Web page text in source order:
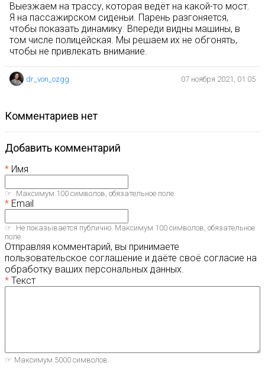
Выезжаем на трассу, которая ведёт на какой-то мост.
Я на пассажирском сиденьи. Парень разгоняется,
чтобы показать динамику. Впереди видны машины, в
том числе полицейская. Мы решаем их не обгонять,
чтобы не привлекать внимание.
dr_von_ozgg 07 ноября 2021, 01:05
комментариев нет
Добавить комментарий
Имя
Максимум 100 символов, обязательное поле.
Email
Не показывается публично. Максимум 100 символов, обязательное
поле.
Отправляя комментарий, вы принимаете
пользовательское соглашение и даёте своё согласие на
обработку ваших персональных данных.
Текст
Максимум 5000 символов.